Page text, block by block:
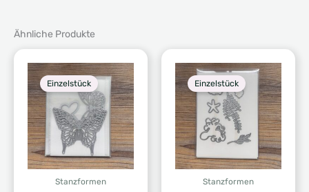
Ähnliche Produkte
Einzelstück
Stanzformen
Einzelstück
Stanzformen